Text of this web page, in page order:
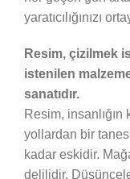
yaratıcılığınızı
Resim, çizilmek
istenilen
sanatıdır.
Resim,
yollardan bir
kadar eskidir.
delilidir.